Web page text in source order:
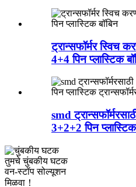
ट्रान्सफॉर्मर स्विच
4+4 पिन प्लास्टिक
smd
3+2+2 पिन प्लास्टिक
तुमचे चुंबकीय घटक
वन-स्टॉप सोल्यूशन
मिळवा！